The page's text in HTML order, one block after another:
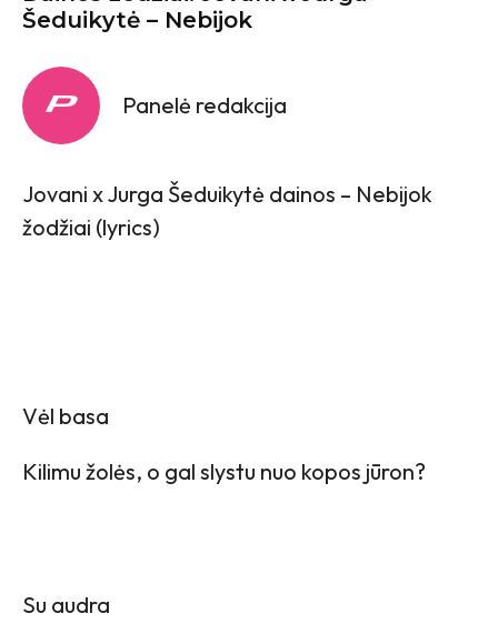
Šeduikytė – Nebijok
Panelė redakcija
Jovani x Jurga Šeduikytė dainos – Nebijok
žodžiai (lyrics)
Vėl basa
Kilimu žolės, o gal slystu nuo kopos jūron?
Su audra